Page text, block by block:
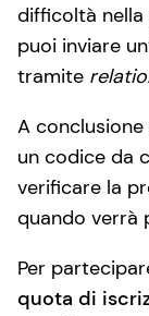
difficoltà nella
puoi inviare
tramite
A
un codice da
verificare la
quando verrà
Per
quota di